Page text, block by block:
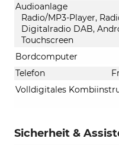
Audioanlage
Radio/MP3-Player,
Digitalradio DAB,
Touchscreen
Bordcomputer
Telefon
Volldigitales
Sicherheit &